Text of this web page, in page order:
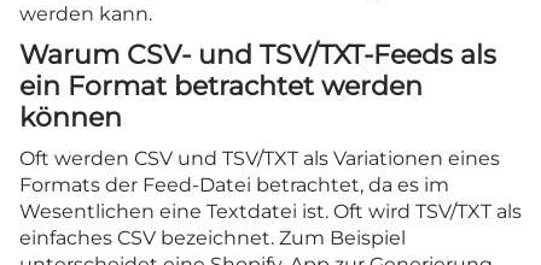
werden kann.
Warum CSV- und TSV/TXT-Feeds als
ein Format betrachtet werden
können
Oft werden CSV und TSV/TXT als Variationen eines
Formats der Feed-Datei betrachtet, da es im
Wesentlichen eine Textdatei ist. Oft wird TSV/TXT als
einfaches CSV bezeichnet. Zum Beispiel